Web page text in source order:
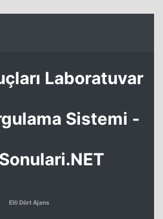
Laboratuvar
Sistemi -
Elli Dört Ajans